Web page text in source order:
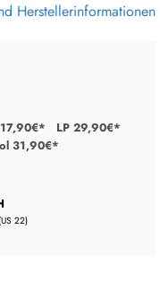
Herstellerinformationen
LP 29,90€*
31,90€*
(US 22)